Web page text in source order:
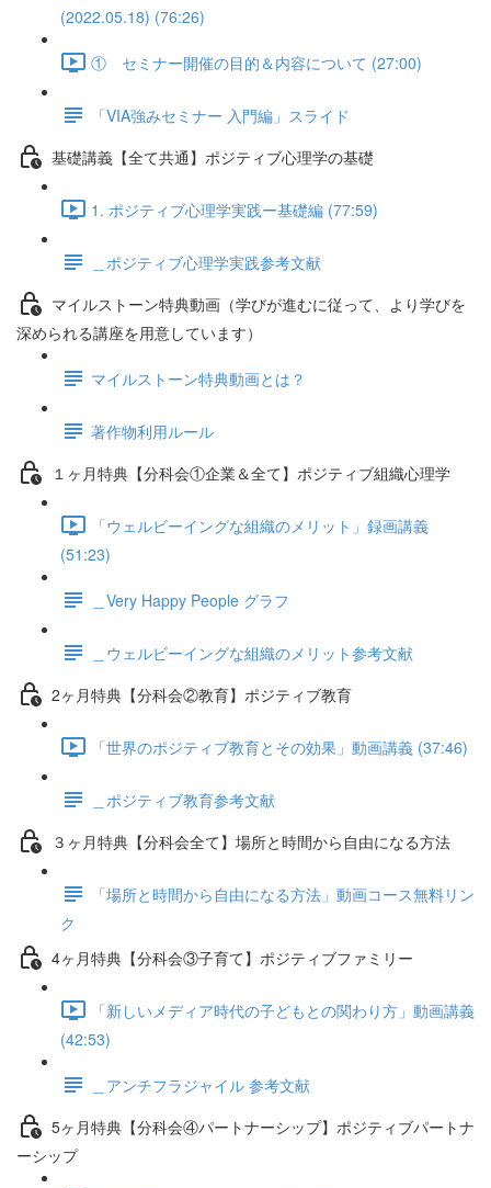
(2022.05.18) (76:26)
① セミナー開催の目的＆内容について (27:00)
「VIA強みセミナー 入門編」スライド
基礎講義【全て共通】ポジティブ心理学の基礎
1. ポジティブ心理学実践ー基礎編 (77:59)
＿ポジティブ心理学実践参考文献
マイルストーン特典動画（学びが進むに従って、より学びを
深められる講座を用意しています）
マイルストーン特典動画とは？
著作物利用ルール
１ヶ月特典【分科会①企業＆全て】ポジティブ組織心理学
「ウェルビーイングな組織のメリット」録画講義
(51:23)
＿Very Happy People グラフ
＿ウェルビーイングな組織のメリット参考文献
2ヶ月特典【分科会②教育】ポジティブ教育
「世界のポジティブ教育とその効果」動画講義 (37:46)
＿ポジティブ教育参考文献
３ヶ月特典【分科会全て】場所と時間から自由になる方法
「場所と時間から自由になる方法」動画コース無料リン
ク
4ヶ月特典【分科会③子育て】ポジティブファミリー
「新しいメディア時代の子どもとの関わり方」動画講義
(42:53)
＿アンチフラジャイル 参考文献
5ヶ月特典【分科会④パートナーシップ】ポジティブパートナ
ーシップ